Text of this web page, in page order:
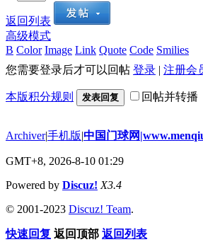
返回列表
高级模式
B Color Image Link Quote Code Smilies
您需要登录后才可以回帖 登录 | 注册会
本版积分规则 发表回复 回帖并转播
Archiver|手机版|中国门球网
GMT+8, 2026-8-10 01:29
Powered by Discuz! X3.4
© 2001-2023 Discuz! Team.
快速回复 返回顶部 返回列表